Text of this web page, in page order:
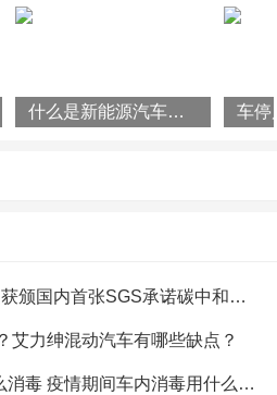
的体力，匹配全封闭的驾驶
。未来，随着品质旅游迈入
衢州丰驰客运的缘分也必将
精灵一趟拉20个宠物箱没问题，
什么是新能源汽车？国家为什么要大力发展新能源汽车？
再当“排头兵”！比亚迪获颁国内首张SGS承诺碳中和符合声明证书
艾力绅混动汽车有哪些缺点？
新型冠状病毒车内怎么消毒 疫情期间车内消毒用什么方法好